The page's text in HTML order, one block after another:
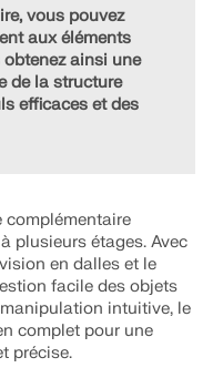
en acier en
intégré dans
vous pouvez
aux éléments
ainsi une
de la structure
efficaces et des
complémentaire
plusieurs étages. Avec
en dalles et le
facile des objets
intuitive, le
complet pour une
précise.